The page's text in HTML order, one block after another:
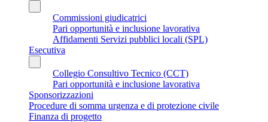
Commissioni giudicatrici
Pari opportunità e inclusione lavorativa
Affidamenti Servizi pubblici locali (SPL)
Esecutiva
Collegio Consultivo Tecnico (CCT)
Pari opportunità e inclusione lavorativa
Sponsorizzazioni
Procedure di somma urgenza e di protezione civile
Finanza di progetto